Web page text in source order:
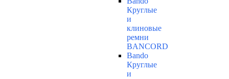
Круглые
и
клиновые
ремни
BANCORD
Bando
Круглые
и